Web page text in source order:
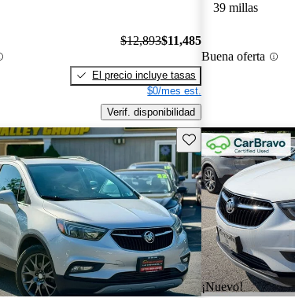
$12,893$11,485
El precio incluye tasas
$0/mes est.
Verif. disponibilidad
39 millas
Buena oferta
Guarda este Aviso
¡Nuevo!